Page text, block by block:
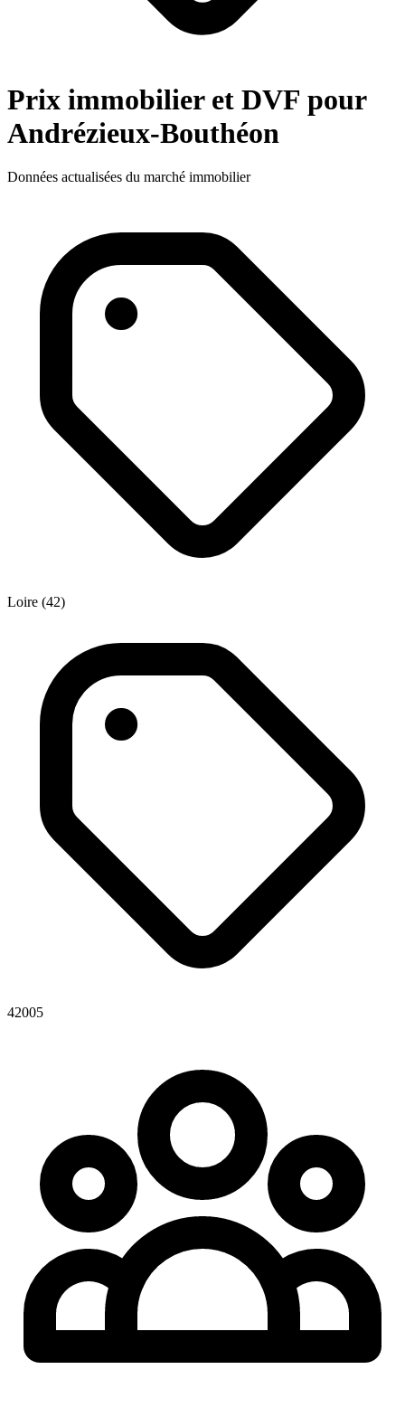
Prix immobilier et DVF pour
Andrézieux-Bouthéon
Données actualisées du marché immobilier
Loire (42)
42005